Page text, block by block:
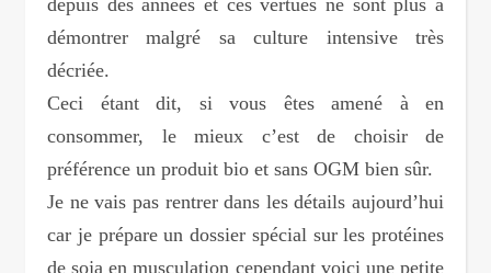
depuis des années et ces vertues ne sont plus à
démontrer malgré sa culture intensive très
décriée.
Ceci étant dit, si vous êtes amené à en
consommer, le mieux c’est de choisir de
préférence un produit bio et sans OGM bien sûr.
Je ne vais pas rentrer dans les détails aujourd’hui
car je prépare un dossier spécial sur les protéines
de soja en musculation cependant voici une petite